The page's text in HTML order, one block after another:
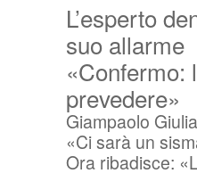
L’esperto
suo allarme
«Confermo:
prevedere»
Giampaolo
«Ci sarà un
Ora ribadisce: